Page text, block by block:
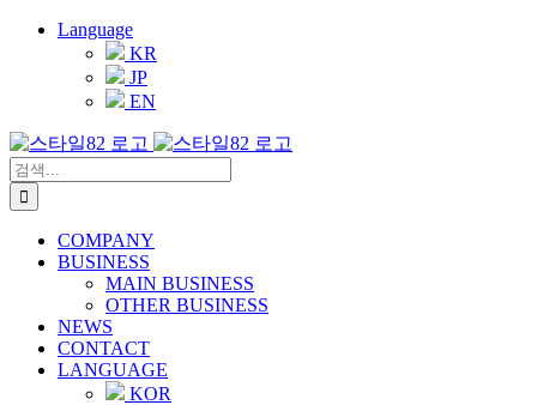
건
너
뛰
기
Language
KR
JP
EN
검
색:
COMPANY
BUSINESS
MAIN BUSINESS
OTHER BUSINESS
NEWS
CONTACT
LANGUAGE
KOR